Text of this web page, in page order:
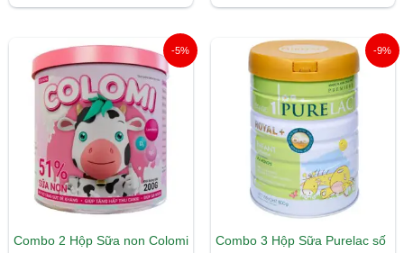
-5%
Combo 2 Hộp Sữa non Colomi
Giá
gốc
là:
1.160.000 ₫.
Giá
hiện
tại
là:
1.100.000 ₫.
-9%
Combo 3 Hộp Sữa Purelac số
Giá
gốc
là:
2.805.000 ₫.
Giá
hiện
tại
là: